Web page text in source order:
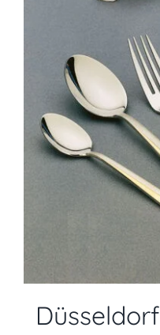
Düsseldorf